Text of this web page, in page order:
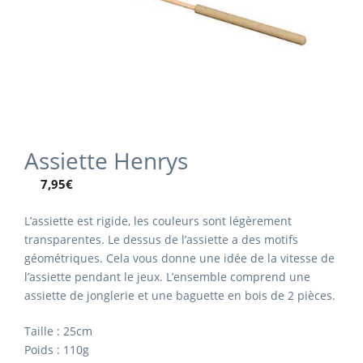
Assiette Henrys
7,95€
L’assiette est rigide, les couleurs sont légèrement
transparentes. Le dessus de l’assiette a des motifs
géométriques. Cela vous donne une idée de la vitesse de
l’assiette pendant le jeux. L’ensemble comprend une
assiette de jonglerie et une baguette en bois de 2 pièces.
Taille : 25cm
Poids : 110g